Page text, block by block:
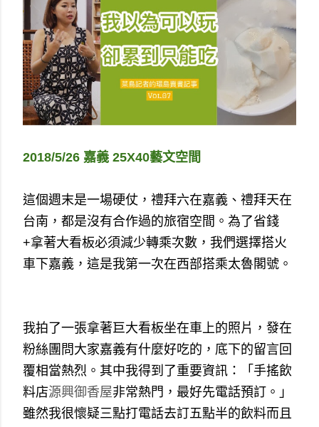
2018/5/26 嘉義 25X40藝文空間
這個週末是一場硬仗，禮拜六在嘉義、禮拜天在
台南，都是沒有合作過的旅宿空間。為了省錢
+拿著大看板必須減少轉乘次數，我們選擇搭火
車下嘉義，這是我第一次在西部搭乘太魯閣號。
我拍了一張拿著巨大看板坐在車上的照片，發在
粉絲團問大家嘉義有什麼好吃的，底下的留言回
覆相當熱烈。其中我得到了重要資訊：「手搖飲
料店源興御香屋非常熱門，最好先電話預訂。」
雖然我很懷疑三點打電話去訂五點半的飲料而且